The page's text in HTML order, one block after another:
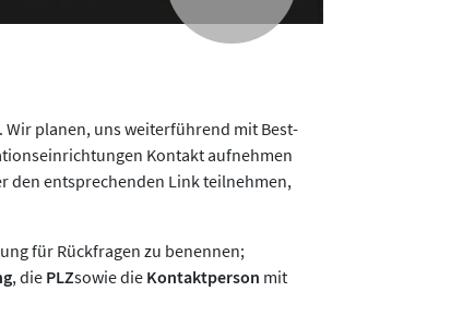
planen, uns weiterführend mit Best-
Kontakt aufnehmen
den entsprechenden Link teilnehmen,
für Rückfragen zu benennen;
, die PLZsowie die Kontaktperson mit